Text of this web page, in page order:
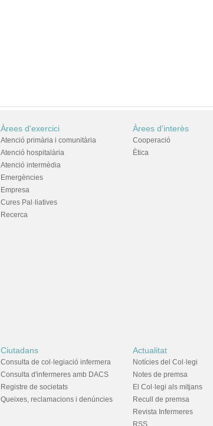
Àrees d'exercici
Atenció primària i comunitària
Atenció hospitalària
Atenció intermèdia
Emergències
Empresa
Cures Pal·liatives
Recerca
Àrees d'interès
Cooperació
Ètica
Ciutadans
Consulta de col·legiació infermera
Consulta d'infermeres amb DACS
Registre de societats
Queixes, reclamacions i denúncies
Actualitat
Notícies del Col·legi
Notes de premsa
El Col·legi als mitjans
Recull de premsa
Revista Infermeres
RSS